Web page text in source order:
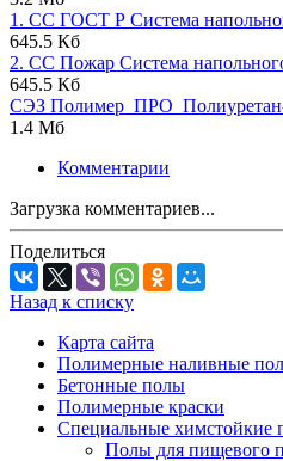
1. СС ГОСТ Р Система
645.5 Кб
2. СС Пожар Система
645.5 Кб
СЭЗ
1.4 Мб
Комментарии
Загрузка комментариев...
Поделиться
Назад к списку
Карта сайта
Полимерные наливные
Бетонные полы
Полимерные краски
Специальные химстойкие
Полы для пищевого